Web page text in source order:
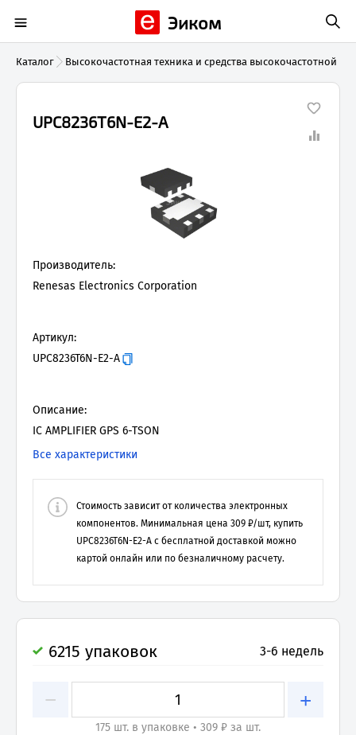
Эиком
Каталог Высокочастотная техника и средства высокочастотной
UPC8236T6N-E2-A
Производитель:
Renesas Electronics Corporation
Артикул:
UPC8236T6N-E2-A
Описание:
IC AMPLIFIER GPS 6-TSON
Все характеристики
Стоимость зависит от количества электронных
компонентов. Минимальная цена 309 ₽/шт, купить
UPC8236T6N-E2-A с бесплатной доставкой можно
картой онлайн или по безналичному расчету.
6215 упаковок 3-6 недель
− +
175 шт. в упаковке • 309 ₽ за шт.